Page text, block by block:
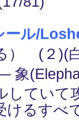
ール/
） (２)(
象
していて
けるすべ